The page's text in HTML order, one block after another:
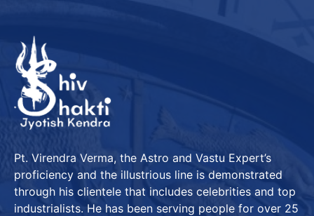
Pt. Virendra Verma, the Astro and Vastu Expert’s
proficiency and the illustrious line is demonstrated
through his clientele that includes celebrities and top
industrialists. He has been serving people for over 25